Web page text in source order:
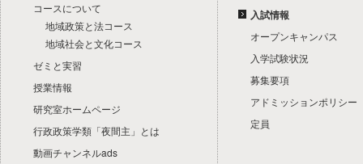
コースについて
地域政策と法コース
地域社会と文化コース
ゼミと実習
授業情報
研究室ホームページ
行政政策学類「夜間主」とは
動画チャンネルads
入試情報
オープンキャンパス
入学試験状況
募集要項
アドミッションポリシー
定員